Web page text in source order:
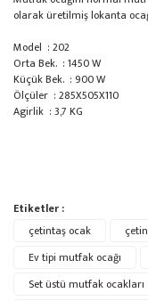
olarak üretilmiş lokanta
Model : 202
Orta Bek. : 1450 W
Küçük Bek. : 900 W
Ölçüler : 285X505X110
Agirlik : 3,7 KG
Bu
Ürün
Bu ürünün fiyat bilgisi,
yetersiz gördüğünüz
iletebilirsiniz.
Görüş ve önerileriniz
Etiketler :
çetintaş ocak
Ev tipi mutfak ocağı
Set üstü mutfak ocakları